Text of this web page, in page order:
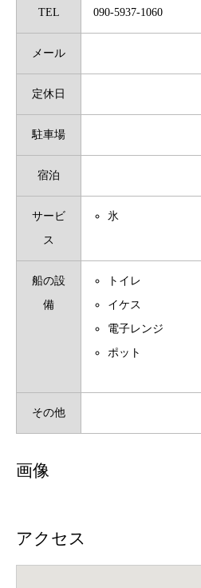
TEL 090-5937-1060
メール
定休日
駐車場
宿泊
サービ
ス
氷
船の設
備
トイレ
イケス
電子レンジ
ポット
その他
画像
アクセス